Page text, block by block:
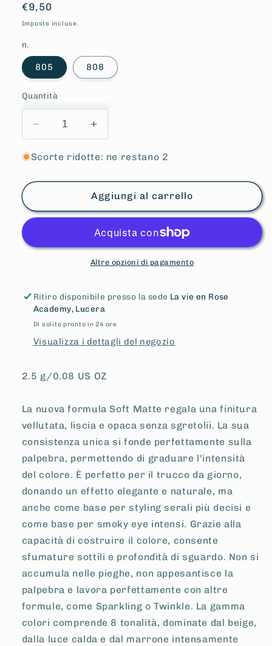
Prezzo
di
€9,50
Imposte incluse.
n.
805 808
Quantità
Diminuisci
quantità
per
System
Soft
INGLOT
Aumenta
quantità
per
System
Ombretto
Soft
-
INGLOT
Scorte ridotte: ne restano 2
Aggiungi al carrello
Altre opzioni di pagamento
Ritiro disponibile presso la sede La vie en Rose
Academy, Lucera
Di solito pronto in 24 ore
Visualizza i dettagli del negozio
2.5 g/0.08 US OZ
La nuova formula Soft Matte regala una finitura
vellutata, liscia e opaca senza sgretolii. La sua
consistenza unica si fonde perfettamente sulla
palpebra, permettendo di graduare l'intensità
del colore. È perfetto per il trucco da giorno,
donando un effetto elegante e naturale, ma
anche come base per styling serali più decisi e
come base per smoky eye intensi. Grazie alla
capacità di costruire il colore, consente
sfumature sottili e profondità di sguardo. Non si
accumula nelle pieghe, non appesantisce la
palpebra e lavora perfettamente con altre
formule, come Sparkling o Twinkle. La gamma
colori comprende 8 tonalità, dominate dal beige,
dalla luce calda e dal marrone intensamente